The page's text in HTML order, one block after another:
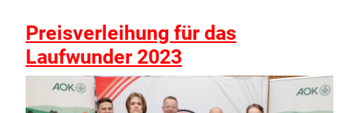
Preisverleihung für das
Laufwunder 2023